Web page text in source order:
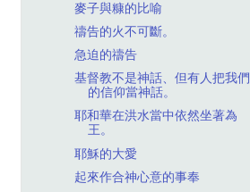
麥子與糠的比喻
禱告的火不可斷。
急迫的禱告
基督教不是神話、但有人把我們
的信仰當神話。
耶和華在洪水當中依然坐著為
王。
耶穌的大愛
起來作合神心意的事奉